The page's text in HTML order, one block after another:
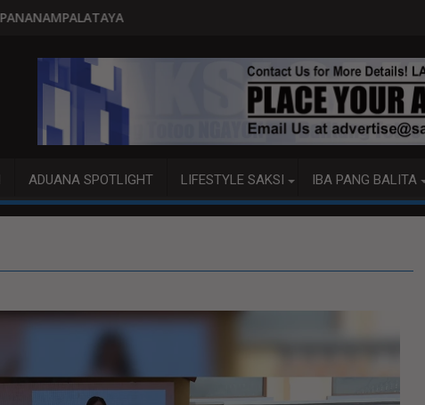
ADUANA SPOTLIGHT LIFESTYLE SAKSI IBA PANG BALITA